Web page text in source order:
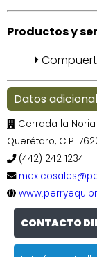
Productos y
Datos
Cerrada la Noria
Querétaro, C.P.
(442) 242 1234
CONTACTO